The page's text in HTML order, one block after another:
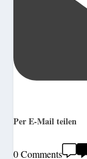
Per E-Mail teilen
0 Comments